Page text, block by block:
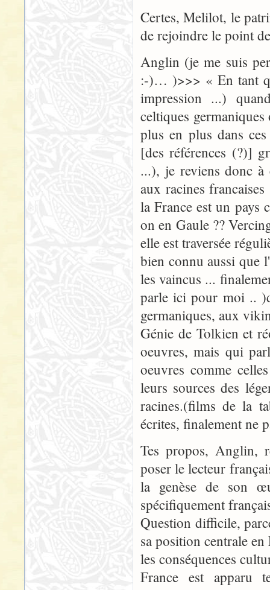
Certes, Melilot, le
de rejoindre le point
Anglin (je me suis
:-)… )>>> « En tant
impression ...)
celtiques
plus en plus dans
[des références (?)]
...), je reviens donc à
aux racines
la France est un pays
on en Gaule ??
elle est traversée
bien connu aussi que
les vaincus ...
parle ici pour moi ..
germaniques, aux
Génie de Tolkien et
oeuvres, mais qui
oeuvres comme
leurs sources des
racines.(films de la
écrites, finalement ne
Tes propos, Anglin,
poser le lecteur
la genèse de son
spécifiquement
Question difficile,
sa position centrale
les conséquences
France est apparu